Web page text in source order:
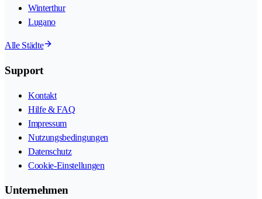
Winterthur
Lugano
Alle Städte
Support
Kontakt
Hilfe & FAQ
Impressum
Nutzungsbedingungen
Datenschutz
Cookie-Einstellungen
Unternehmen